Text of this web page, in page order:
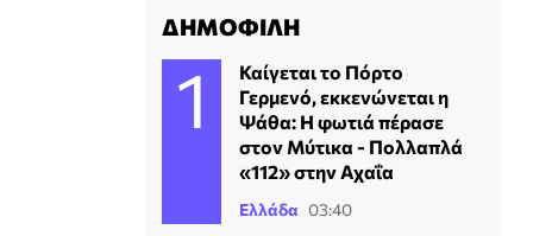
ΔΗΜΟΦΙΛΗ
Καίγεται το Πόρτο
Γερμενό, εκκενώνεται η
Ψάθα: H φωτιά πέρασε
στον Μύτικα - Πολλαπλά
«112» στην Αχαΐα
Ελλάδα 03:40